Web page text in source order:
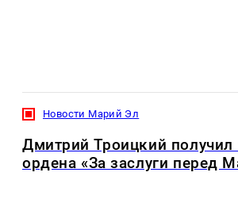
Новости Марий Эл
Дмитрий Троицкий получил
ордена «За заслуги перед